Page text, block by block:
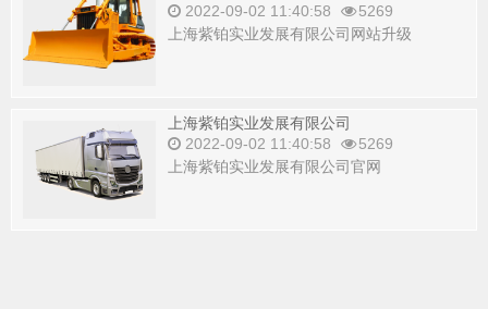
2022-09-02 11:40:58
5269
上海紫铂实业发展有限公司网站升级
上海紫铂实业发展有限公司
2022-09-02 11:40:58
5269
上海紫铂实业发展有限公司官网